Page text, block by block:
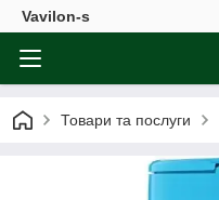
Vavilon-s
Товари та послуги